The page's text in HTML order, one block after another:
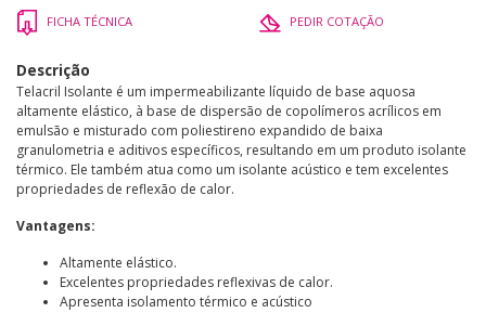
FICHA TÉCNICA PEDIR COTAÇÃO
Descrição
Telacril Isolante é um impermeabilizante líquido de base aquosa
altamente elástico, à base de dispersão de copolímeros acrílicos em
emulsão e misturado com poliestireno expandido de baixa
granulometria e aditivos específicos, resultando em um produto isolante
térmico. Ele também atua como um isolante acústico e tem excelentes
propriedades de reflexão de calor.
Vantagens:
Altamente elástico.
Excelentes propriedades reflexivas de calor.
Apresenta isolamento térmico e acústico